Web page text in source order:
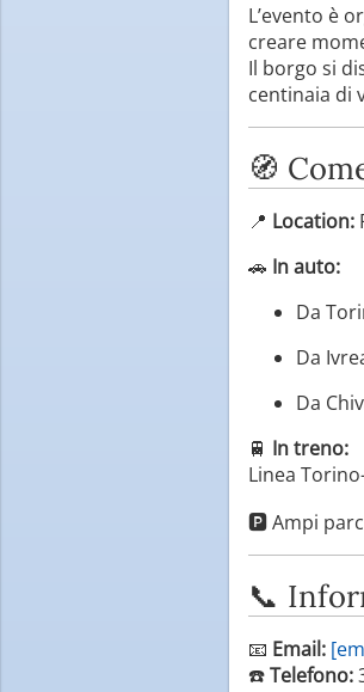
L’evento è
creare
Il borgo si
centinaia di
🧭
📍 Location:
🚗 In auto:
Da
Da
Da
🚆 In treno:
Linea
🅿️ Ampi
📞
📧 Email:
☎️Telefono: